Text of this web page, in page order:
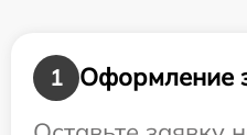
1
Оформление